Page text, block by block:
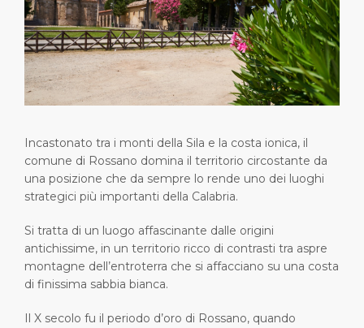
Brevi Escursioni
Consigli Utili
Negozi & Ristoranti
Salute, sicurezza & ambiente
Statistiche del porto
Carriere
Area media
Contatti
PORTO
CHI SIAMO
Incastonato tra i monti della Sila e la costa ionica, il
comune di Rossano domina il territorio circostante da
una posizione che da sempre lo rende uno dei luoghi
strategici più importanti della Calabria.
Si tratta di un luogo affascinante dalle origini
antichissime, in un territorio ricco di contrasti tra aspre
montagne dell’entroterra che si affacciano su una costa
di finissima sabbia bianca.
Il X secolo fu il periodo d’oro di Rossano, quando